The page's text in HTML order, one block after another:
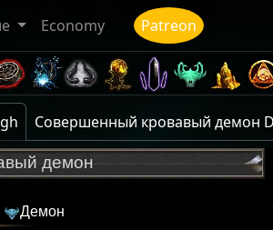
Economy Patreon
Совершенный кровавый демон
демон
Демон